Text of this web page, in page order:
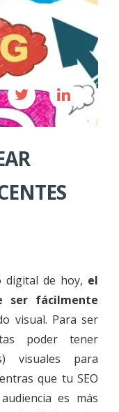
digital de hoy, el
ser fácilmente
visual. Para ser
poder tener
visuales para
que tu SEO
es más